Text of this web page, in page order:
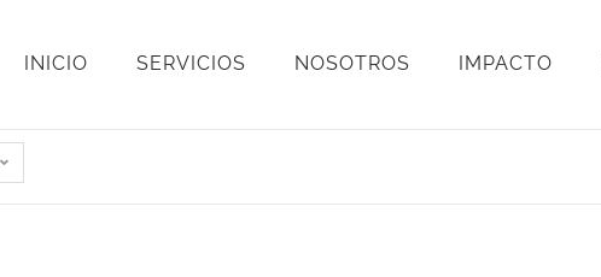
INICIO SERVICIOS NOSOTROS IMPACTO